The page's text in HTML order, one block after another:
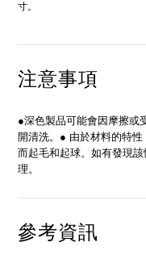
寸。
注意事項
●深色製品可能會因摩擦或
開清洗。● 由於材料的特
而起毛和起球。如有發現
理。
參考資訊